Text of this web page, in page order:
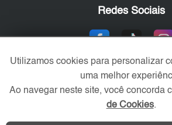
Redes Sociais
Utilizamos cookies para personalizar
uma melhor
Ao navegar neste site, você concorda
de Cookies.